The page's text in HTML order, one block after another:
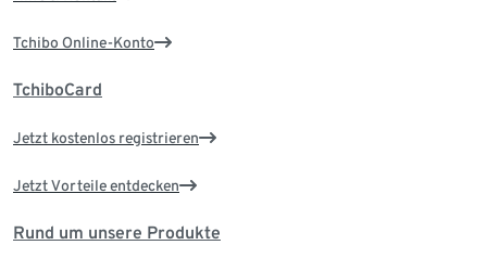
Tchibo Online-Konto
TchiboCard
Jetzt kostenlos registrieren
Jetzt Vorteile entdecken
Rund um unsere Produkte